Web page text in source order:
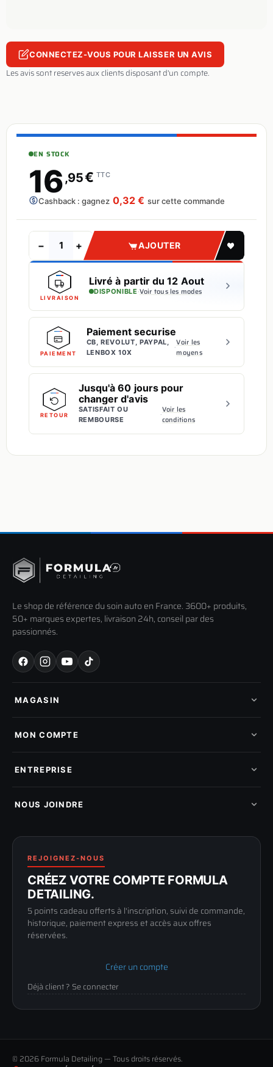
CONNECTEZ-VOUS POUR LAISSER UN AVIS
Les avis sont reserves aux clients disposant d'un compte.
EN STOCK
16 ,95€ TTC
Cashback : gagnez 0,32 € sur cette commande
− + AJOUTER
LIVRAISON
Livré à partir du 12 Aout
DISPONIBLE ·Voir tous les modes
PAIEMENT
Paiement securise
CB, REVOLUT, PAYPAL,
LENBOX 10X
·Voir les
moyens
RETOUR
Jusqu'à 60 jours pour
changer d'avis
SATISFAIT OU
REMBOURSE
·Voir les
conditions
Le shop de référence du soin auto en France. 3600+ produits,
50+ marques expertes, livraison 24h, conseil par des
passionnés.
MAGASIN
Nos marques
Pads de polissage
Pièces détachées
MON COMPTE
Mes tickets SAV
Mon parrainage
Programme fidelite
ENTREPRISE
Compte pro
Politique de retour
Conditions générales
Mentions légales
Confidentialité
NOUS JOINDRE
89100 SENS
03 73 61 02 02
Lun-Ven
9h-12h / 14h-17h
REJOIGNEZ-NOUS
CRÉEZ VOTRE COMPTE FORMULA
DETAILING.
5 points cadeau offerts à l'inscription, suivi de commande,
historique, paiement express et accès aux offres
réservées.
Créer un compte
Déjà client ? Se connecter
© 2026 Formula Detailing — Tous droits réservés.